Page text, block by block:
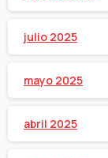
julio 2025
mayo 2025
abril 2025